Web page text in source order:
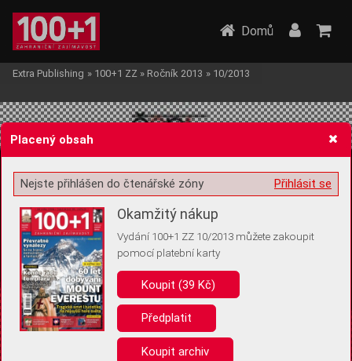
Žádost o souhlas s ukládáním volitelných informací
Pro základní fungování webu nepotřebujeme ukládat žádné informace
(tzv. cookies apod.). Rádi bychom vás ale požádali o souhlas s
uložením volitelných informací:
Anonymní unikátní ID
Domů
Extra Publishing » 100+1 ZZ » Ročník 2013 » 10/2013
Placený obsah
Přihlásit se
Nejste přihlášen do čtenářské zóny
Okamžitý nákup
Vydání 100+1 ZZ 10/2013 můžete zakoupit
pomocí platební karty
Koupit (39 Kč)
Předplatit
Koupit archiv